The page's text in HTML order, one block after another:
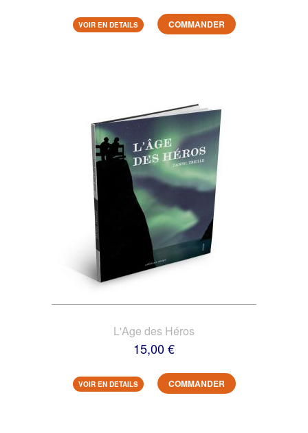
VOIR EN DETAILS COMMANDER
L'Age des Héros
15,00 €
VOIR EN DETAILS COMMANDER